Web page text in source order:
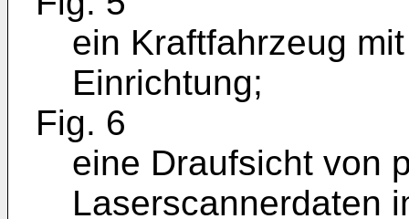
ein Kraftfahrzeug
Einrichtung;
Fig. 6
eine Draufsicht von
Laserscannerdaten